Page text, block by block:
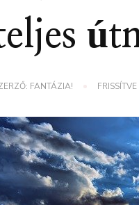
FANTÁZIA! FRISSÍTVE